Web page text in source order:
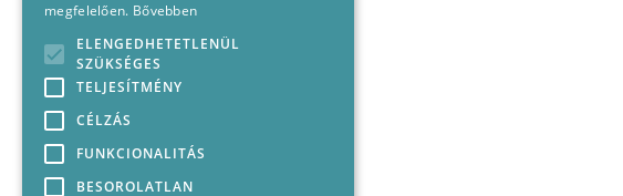
megfelelően. Bővebben
ELENGEDHETETLENÜL
SZÜKSÉGES
TELJESÍTMÉNY
CÉLZÁS
FUNKCIONALITÁS
BESOROLATLAN